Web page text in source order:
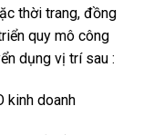
thời trang, đồng
quy mô công
dụng vị trí sau :
kinh doanh